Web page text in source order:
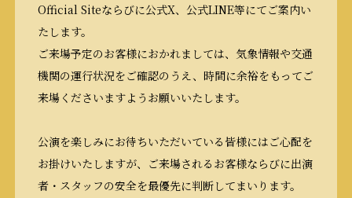
Official Siteならびに公式X、公式LINE等にてご案内い
たします。
ご来場予定のお客様におかれましては、気象情報や交通
機関の運行状況をご確認のうえ、時間に余裕をもってご
来場くださいますようお願いいたします。
公演を楽しみにお待ちいただいている皆様にはご心配を
お掛けいたしますが、ご来場されるお客様ならびに出演
者・スタッフの安全を最優先に判断してまいります。